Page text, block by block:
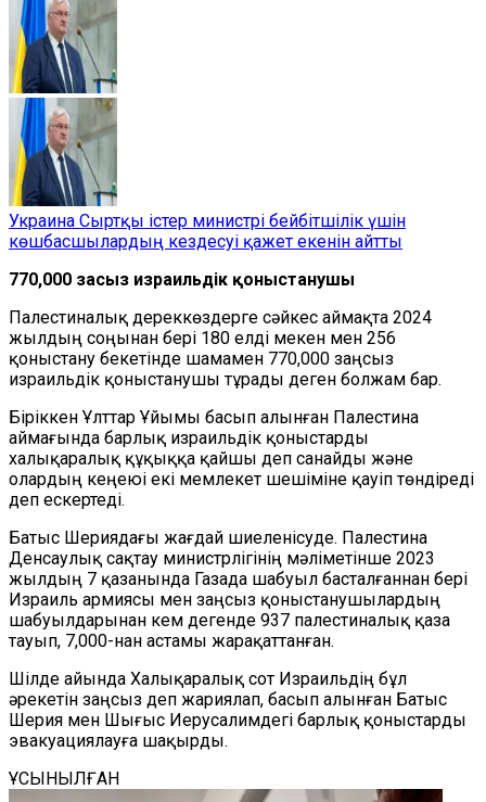
Украина Сыртқы істер министрі бейбітшілік үшін
көшбасшылардың кездесуі қажет екенін айтты
770,000 заңсыз израильдік қоныстанушы
Палестиналық дереккөздерге сәйкес аймақта 2024
жылдың соңынан бері 180 елді мекен мен 256
қоныстану бекетінде шамамен 770,000 заңсыз
израильдік қоныстанушы тұрады деген болжам бар.
Біріккен Ұлттар Ұйымы басып алынған Палестина
аймағында барлық израильдік қоныстарды
халықаралық құқыққа қайшы деп санайды және
олардың кеңеюі екі мемлекет шешіміне қауіп төндіреді
деп ескертеді.
Батыс Шериядағы жағдай шиеленісуде. Палестина
Денсаулық сақтау министрлігінің мәліметінше 2023
жылдың 7 қазанында Газада шабуыл басталғаннан бері
Израиль армиясы мен заңсыз қоныстанушылардың
шабуылдарынан кем дегенде 937 палестиналық қаза
тауып, 7,000-нан астамы жарақаттанған.
Шілде айында Халықаралық сот Израильдің бұл
әрекетін заңсыз деп жариялап, басып алынған Батыс
Шерия мен Шығыс Иерусалимдегі барлық қоныстарды
эвакуациялауға шақырды.
ҰСЫНЫЛҒАН